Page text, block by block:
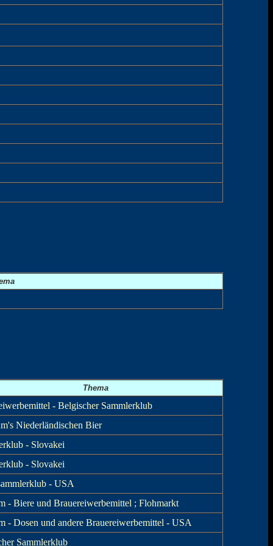
Thema
- Belgischer Sammlerklub
Niederländischen Bier
- Slovakei
- Slovakei
- USA
- Biere und Brauereiwerbemittel ; Flohmarkt
- Dosen und andere Brauereiwerbemittel - USA
Sammlerklub